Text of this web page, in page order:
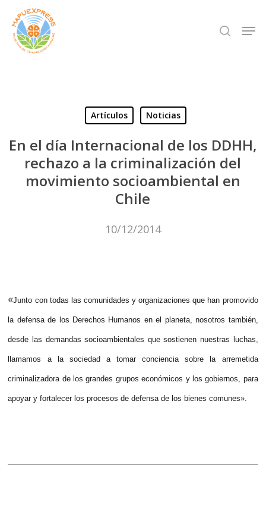
Skip
main
search
Artículos Noticias
En el día Internacional de los DDHH,
rechazo a la criminalización del
movimiento socioambiental en
Chile
10/12/2014
«Junto con todas las comunidades y organizaciones que han promovido
la defensa de los Derechos Humanos en el planeta, nosotros también,
desde las demandas socioambientales que sostienen nuestras luchas,
llamamos a la sociedad a tomar conciencia sobre la arremetida
criminalizadora de los grandes grupos económicos y los gobiernos, para
apoyar y fortalecer los procesos de defensa de los bienes comunes».
Close